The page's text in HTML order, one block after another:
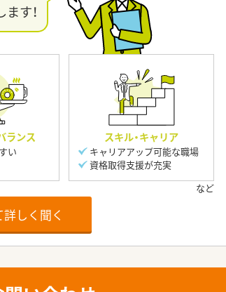
す！
ランス
い
スキル・キャリア
キャリアアップ可能な職場
資格取得支援が充実
しく聞く